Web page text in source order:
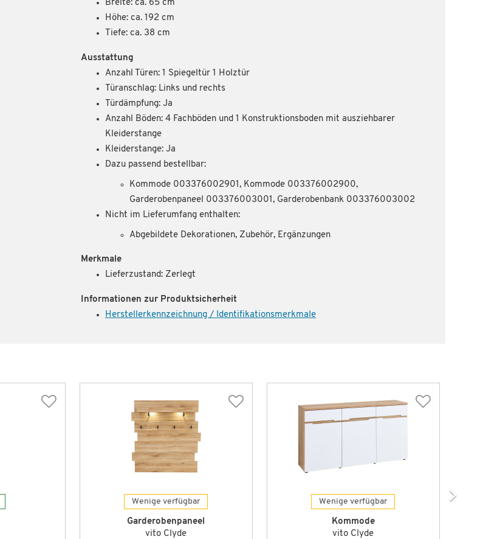
Breite: ca. 65 cm
Höhe: ca. 192 cm
Tiefe: ca. 38 cm
Ausstattung
Anzahl Türen: 1 Spiegeltür 1 Holztür
Türanschlag: Links und rechts
Türdämpfung: Ja
Anzahl Böden: 4 Fachböden und 1 Konstruktionsboden mit ausziehbarer
Kleiderstange
Kleiderstange: Ja
Dazu passend bestellbar:
Kommode 003376002901, Kommode 003376002900,
Garderobenpaneel 003376003001, Garderobenbank 003376003002
Nicht im Lieferumfang enthalten:
Abgebildete Dekorationen, Zubehör, Ergänzungen
Merkmale
Lieferzustand: Zerlegt
Informationen zur Produktsicherheit
Herstellerkennzeichnung / Identifikationsmerkmale
Wenige verfügbar
Garderobenpaneel
vito Clyde
Wenige verfügbar
Kommode
vito Clyde